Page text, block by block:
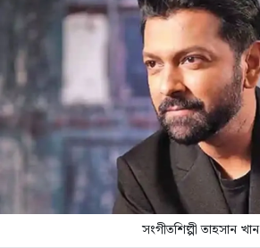
সংগীতশিল্পী তাহসান খান